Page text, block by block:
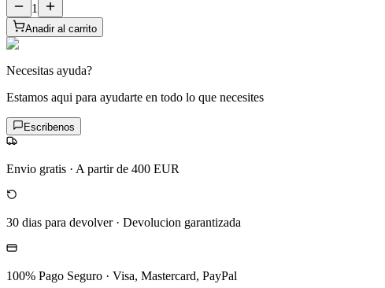
1
Anadir al carrito
Necesitas ayuda?
Estamos aqui para ayudarte en todo lo que necesites
Escribenos
Envio gratis · A partir de 400 EUR
30 dias para devolver· Devolucion garantizada
100% Pago Seguro · Visa, Mastercard, PayPal